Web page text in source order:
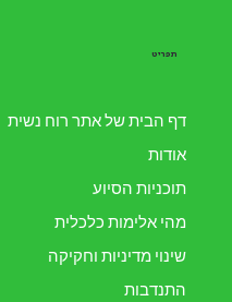
תפריט
דף הבית של אתר רוח נשית
אודות
תוכניות הסיוע
מהי אלימות כלכלית
שינוי מדיניות וחקיקה
התנדבות